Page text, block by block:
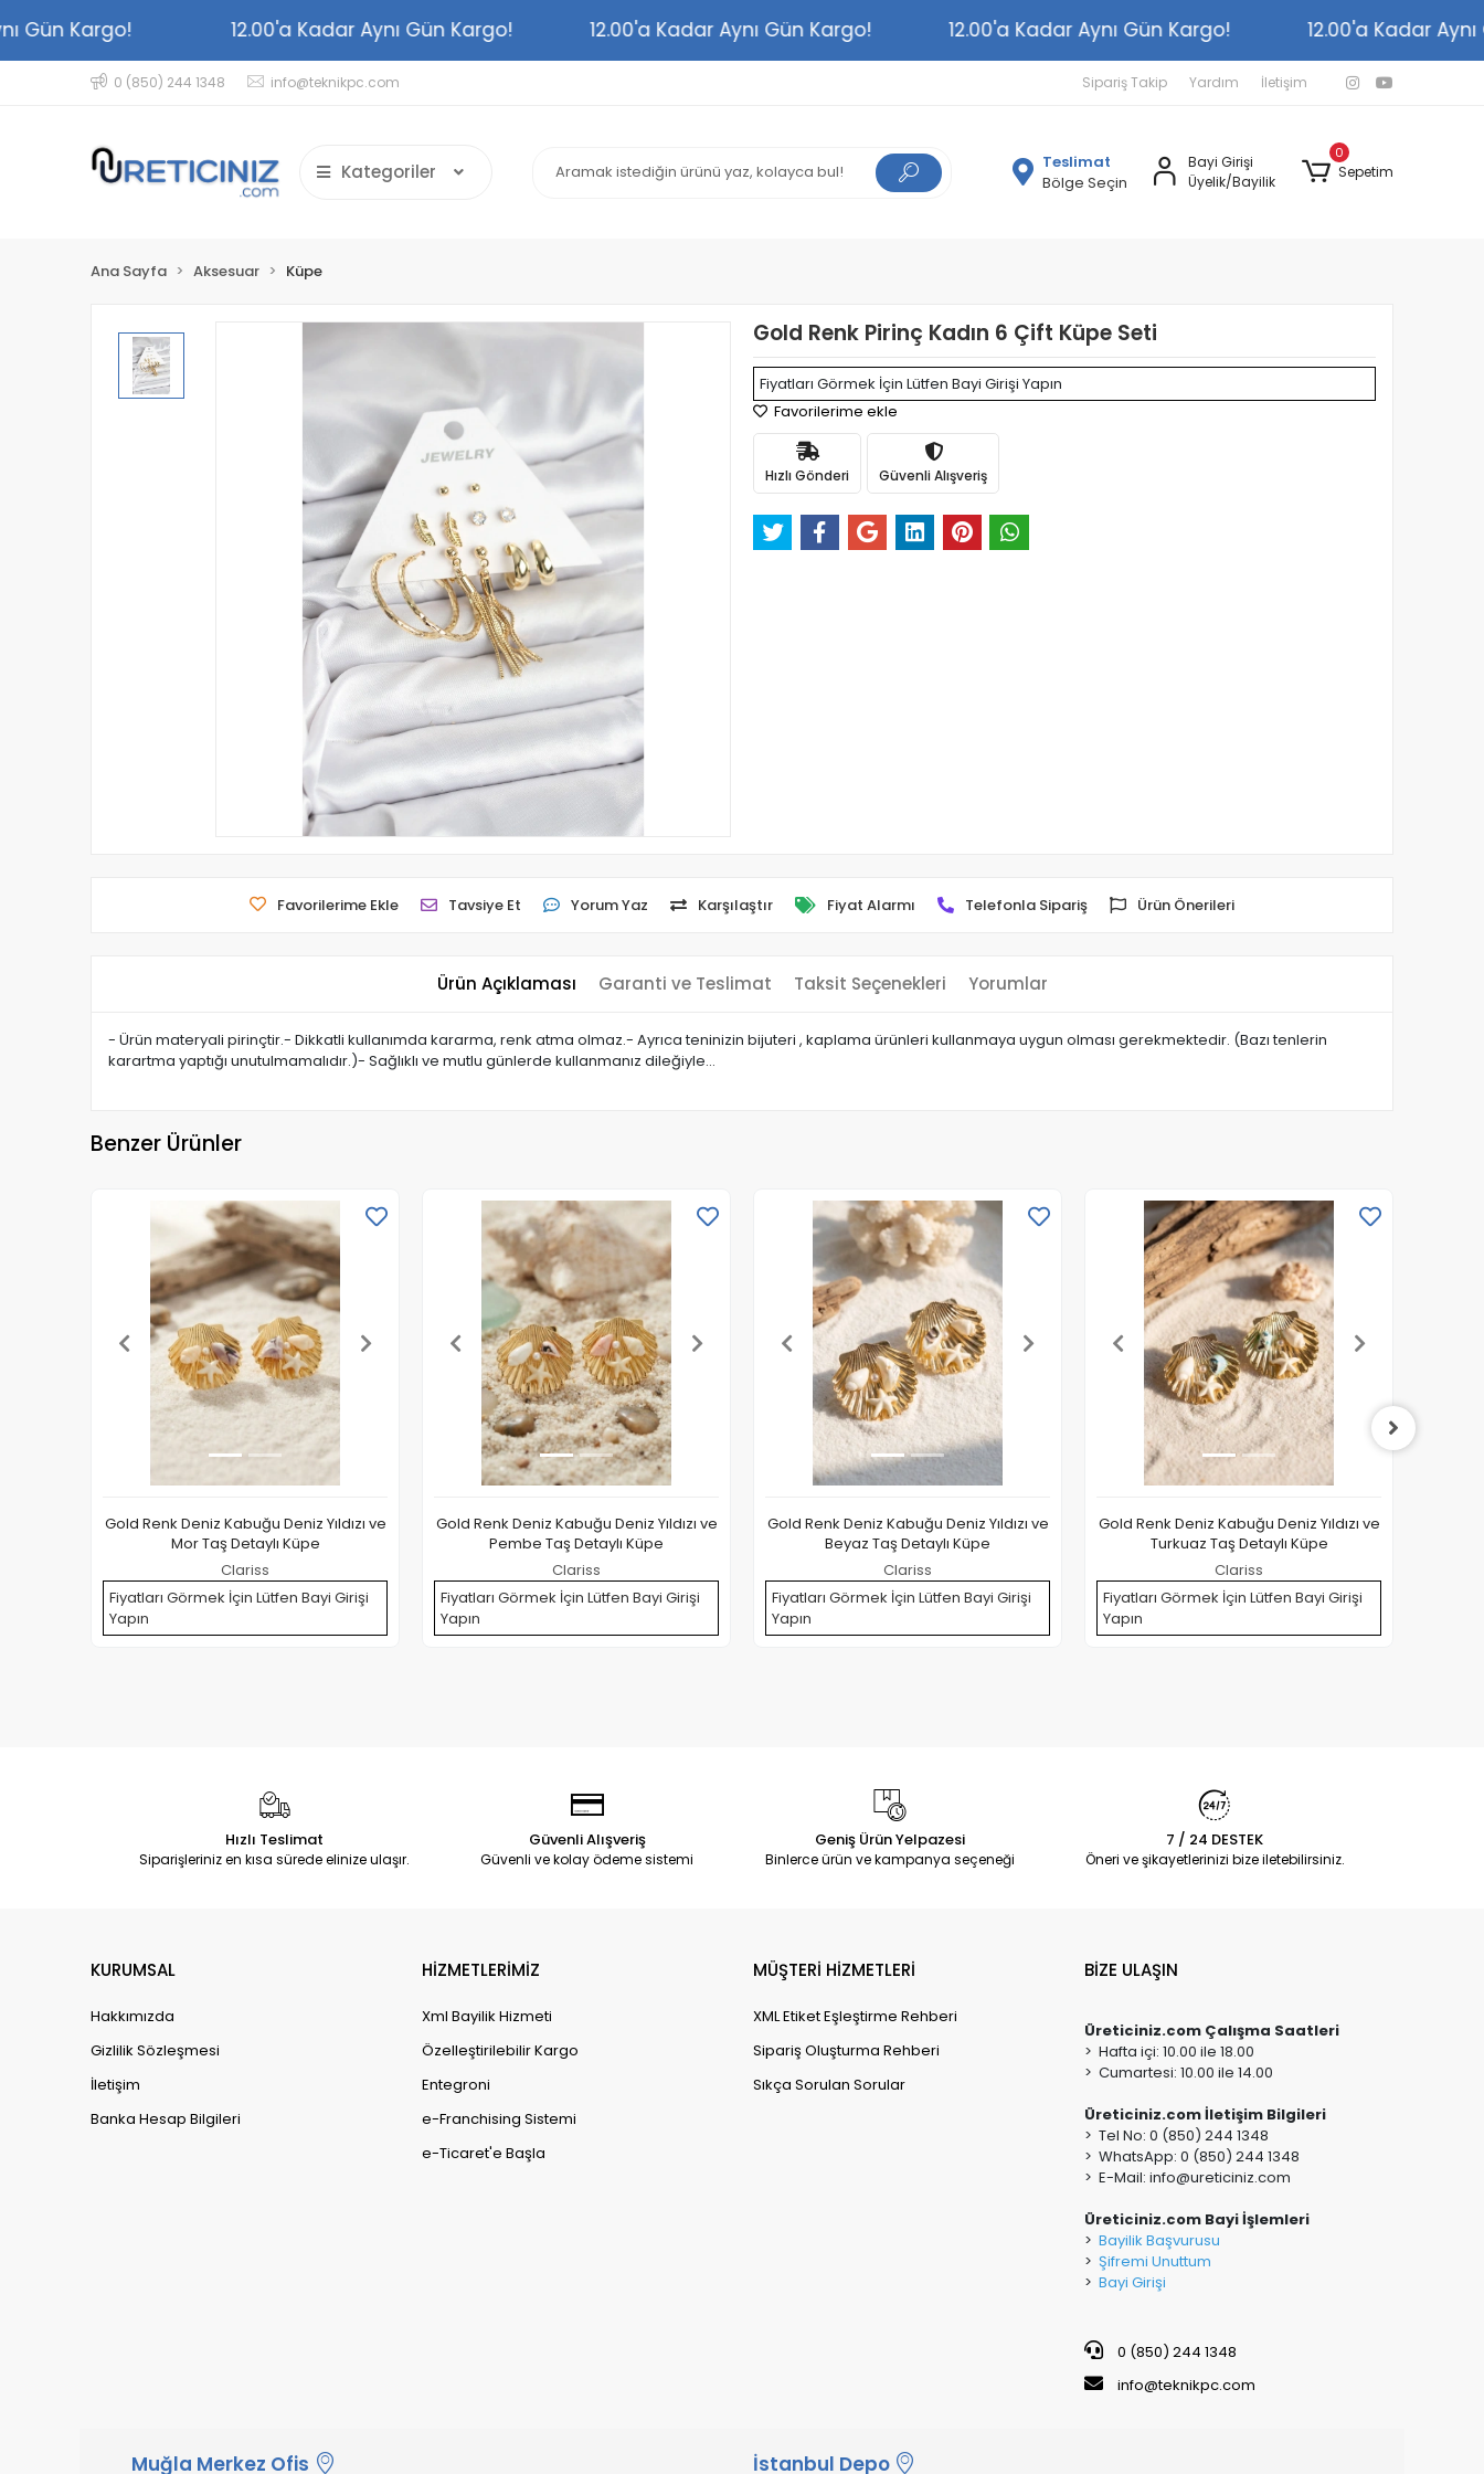
Gün Kargo! 12.00'a Kadar Aynı Gün Kargo! 12.00'a Kadar Aynı Gün Kargo! 12.00'a Kadar Aynı Gün Kargo! 12.00'a Kadar
0 (850) 244 1348 info@teknikpc.com Sipariş Takip Yardım İletişim
Kategoriler
Teslimat
Bölge Seçin
Bayi Girişi
Üyelik/Bayilik
0
Sepetim
Ana Sayfa Aksesuar Küpe
Gold Renk Pirinç Kadın 6 Çift Küpe Seti
Fiyatları Görmek İçin Lütfen Bayi Girişi Yapın
Favorilerime ekle
Hızlı Gönderi Güvenli Alışveriş
Favorilerime Ekle Tavsiye Et Yorum Yaz Karşılaştır Fiyat Alarmı Telefonla Sipariş Ürün Önerileri
Ürün Açıklaması Garanti ve Teslimat Taksit Seçenekleri Yorumlar
- Ürün materyali pirinçtir.- Dikkatli kullanımda kararma, renk atma olmaz.- Ayrıca teninizin bijuteri , kaplama ürünleri kullanmaya uygun olması gerekmektedir. (Bazı tenlerin
karartma yaptığı unutulmamalıdır.)- Sağlıklı ve mutlu günlerde kullanmanız dileğiyle…
Benzer Ürünler
Gold Renk Deniz Kabuğu Deniz Yıldızı ve
Mor Taş Detaylı Küpe
Clariss
Fiyatları Görmek İçin Lütfen Bayi Girişi
Yapın
Gold Renk Deniz Kabuğu Deniz Yıldızı ve
Pembe Taş Detaylı Küpe
Clariss
Fiyatları Görmek İçin Lütfen Bayi Girişi
Yapın
Gold Renk Deniz Kabuğu Deniz Yıldızı ve
Beyaz Taş Detaylı Küpe
Clariss
Fiyatları Görmek İçin Lütfen Bayi Girişi
Yapın
Gold Renk Deniz Kabuğu Deniz Yıldızı ve
Turkuaz Taş Detaylı Küpe
Clariss
Fiyatları Görmek İçin Lütfen Bayi Girişi
Yapın
Hızlı Teslimat
Siparişleriniz en kısa sürede elinize ulaşır.
Güvenli Alışveriş
Güvenli ve kolay ödeme sistemi
Geniş Ürün Yelpazesi
Binlerce ürün ve kampanya seçeneği
7 / 24 DESTEK
Öneri ve şikayetlerinizi bize iletebilirsiniz.
KURUMSAL
Hakkımızda
Gizlilik Sözleşmesi
İletişim
Banka Hesap Bilgileri
HİZMETLERİMİZ
Xml Bayilik Hizmeti
Özelleştirilebilir Kargo
Entegroni
e-Franchising Sistemi
e-Ticaret'e Başla
MÜŞTERİ HİZMETLERİ
XML Etiket Eşleştirme Rehberi
Sipariş Oluşturma Rehberi
Sıkça Sorulan Sorular
BİZE ULAŞIN
Üreticiniz.com Çalışma Saatleri
> Hafta içi: 10.00 ile 18.00
> Cumartesi: 10.00 ile 14.00
Üreticiniz.com İletişim Bilgileri
> Tel No: 0 (850) 244 1348
> WhatsApp: 0 (850) 244 1348
> E-Mail: info@ureticiniz.com
Üreticiniz.com Bayi İşlemleri
> Bayilik Başvurusu
> Şifremi Unuttum
> Bayi Girişi
0 (850) 244 1348
info@teknikpc.com
Muğla Merkez Ofis İstanbul Depo